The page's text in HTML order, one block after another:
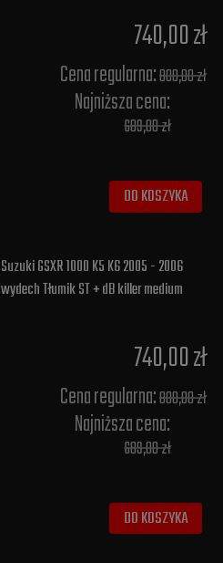
740,00 zł
Cena regularna:800,00 zł
Najniższa cena:
689,00 zł
DO KOSZYKA
Suzuki GSXR 1000 K5 K6 2005 - 2006
wydech Tłumik ST + dB killer medium
740,00 zł
Cena regularna:800,00 zł
Najniższa cena:
689,00 zł
DO KOSZYKA